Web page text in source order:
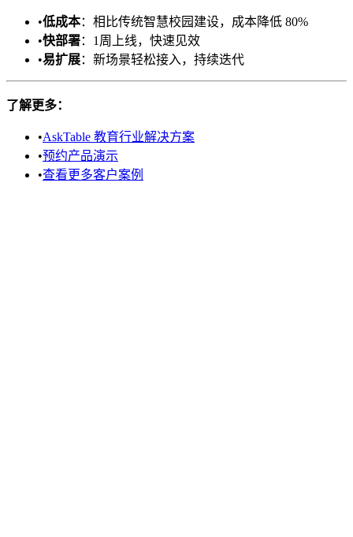
•低成本：相比传统智慧校园建设，成本降低 80%
•快部署：1周上线，快速见效
•易扩展：新场景轻松接入，持续迭代
了解更多：
•AskTable 教育行业解决方案
•预约产品演示
•查看更多客户案例